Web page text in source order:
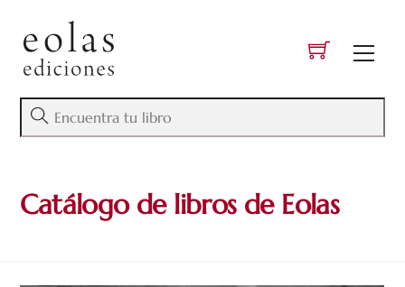
content
Catálogo de libros de Eolas